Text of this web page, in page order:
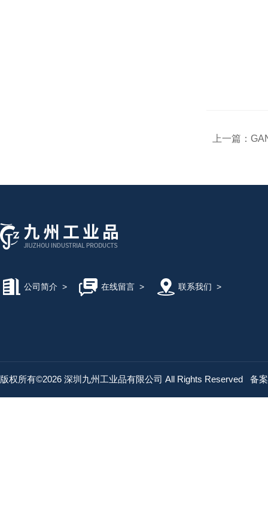
上一篇：
公司简介 > 在线留言> 联系我们 >
版权所有©2026 深圳九州工业品有限公司 All Rights Reserved 备